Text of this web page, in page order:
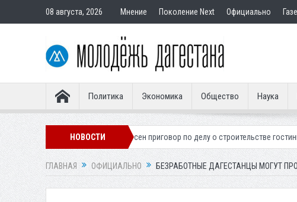
08 августа, 2026 Мнение Поколение Next Официально
Политика Экономика Общество Наука
НОВОСТИ
Вынесен приговор по делу о строительстве гостиницы у
ГЛАВНАЯ ОФИЦИАЛЬНО БЕЗРАБОТНЫЕ ДАГЕСТАНЦЫ МОГУТ